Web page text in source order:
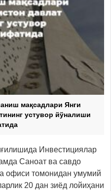
мақсадлари Янги
устувор йўналиши
Инвестициялар
Саноат ва савдо
офиси томонидан умумий
20 дан зиёд лойиҳани